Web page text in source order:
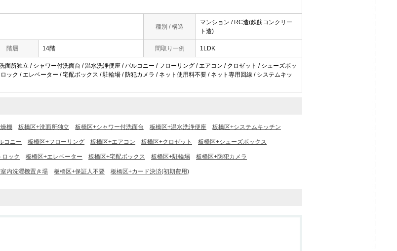
種別 / 構造
マンション / RC造(鉄筋コンクリー
ト造)
階層 14階 間取り一例 1LDK
面所独立 / シャワー付洗面台 / 温水洗浄便座 / バルコニー / フローリング / エアコン / クロゼット / シューズボッ
ック / エレベーター / 宅配ボックス / 駐輪場 / 防犯カメラ / ネット使用料不要 / ネット専用回線 / システムキッ
機 板橋区+洗面所独立 板橋区+シャワー付洗面台 板橋区+温水洗浄便座 板橋区+システムキッチン
コニー 板橋区+フローリング 板橋区+エアコン 板橋区+クロゼット 板橋区+シューズボックス
ック 板橋区+エレベーター 板橋区+宅配ボックス 板橋区+駐輪場 板橋区+防犯カメラ
内洗濯機置き場 板橋区+保証人不要 板橋区+カード決済(初期費用)